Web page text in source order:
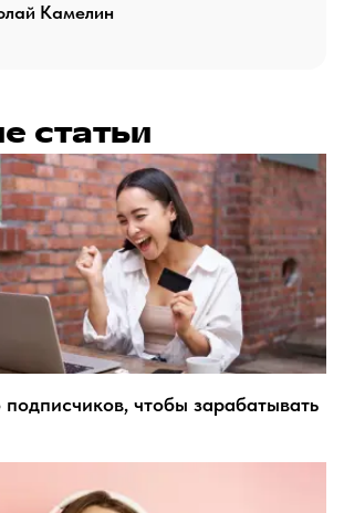
Камелин
статьи
чтобы зарабатывать